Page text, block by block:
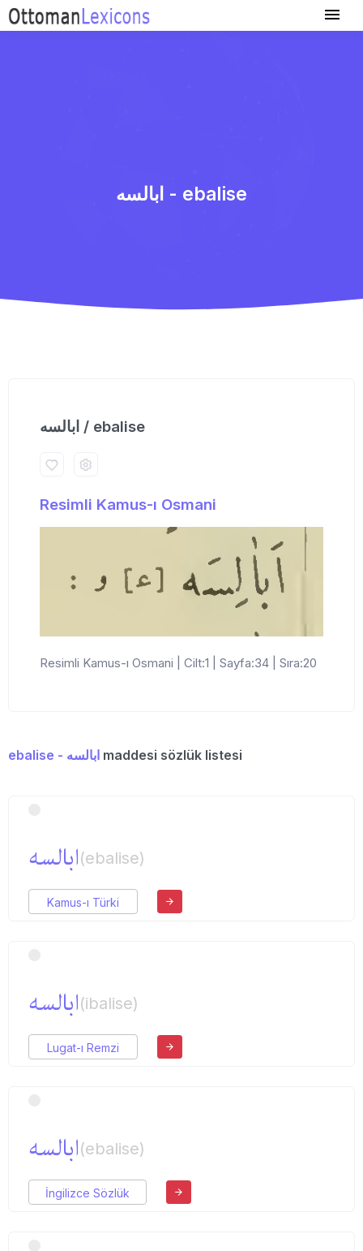
ابالسه - ebalise
ابالسه / ebalise
Resimli Kamus-ı Osmani
Resimli Kamus-ı Osmani | Cilt:1 | Sayfa:34 | Sıra:20
ebalise - ابالسه maddesi sözlük listesi
ابالسه(ebalise)
Kamus-ı Türki
ابالسه(ibalise)
Lugat-ı Remzi
ابالسه(ebalise)
İngilizce Sözlük